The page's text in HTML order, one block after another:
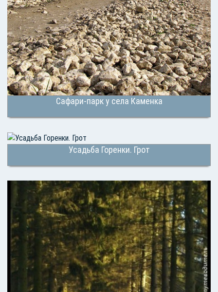
Сафари-парк у села Каменка
Усадьба Горенки. Грот